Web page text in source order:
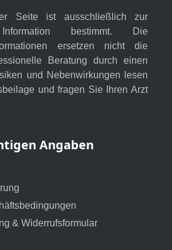
Seite ist ausschließlich zur
bestimmt. Die
ersetzen nicht die
Beratung durch einen
und Nebenwirkungen lesen
und fragen Sie Ihren Arzt
Angaben
& Widerrufsformular